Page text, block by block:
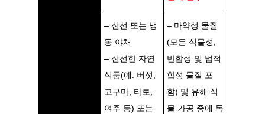
– 신선 또는 냉
동 야채
– 신선한 자연
식품(예: 버섯,
고구마, 타로,
여주 등) 또는
– 마약성 물질
(모든 식물성,
반합성 및 법적
합성 물질 포
함) 및 유해 식
물 가공 중에 독